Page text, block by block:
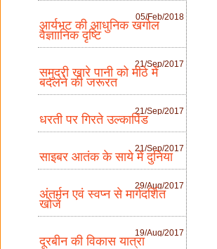
05/Feb/2018
आर्यभट की आधुनिक खगोल
वैज्ञाानिक दृष्टि
21/Sep/2017
समुद्री खारे पानी को मीठे में
बदलने की जरूरत
21/Sep/2017
धरती पर गिरते उल्कापिंड
21/Sep/2017
साइबर आतंक के साये में दुनिया
29/Aug/2017
अंतर्मन एवं स्वप्न से मार्गदर्शित
खोजें
19/Aug/2017
दूरबीन की विकास यात्रा